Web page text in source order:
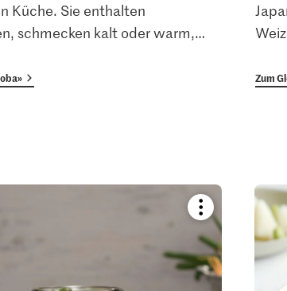
Küche. Sie enthalten
schmecken kalt oder warm,…
Zum
Bookmark
recipe
or
add
it
to
your